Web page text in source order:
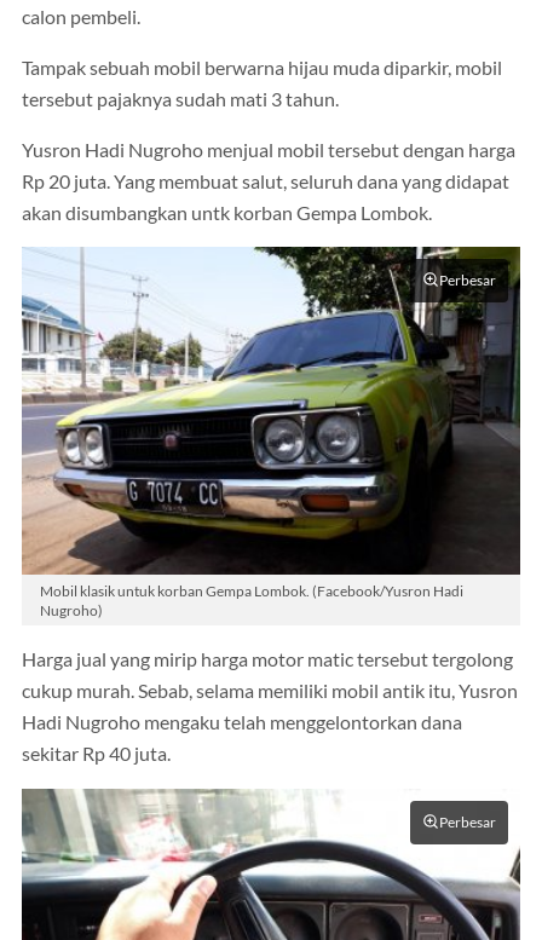
calon pembeli.
Tampak sebuah mobil berwarna hijau muda diparkir, mobil
tersebut pajaknya sudah mati 3 tahun.
Yusron Hadi Nugroho menjual mobil tersebut dengan harga
Rp 20 juta. Yang membuat salut, seluruh dana yang didapat
akan disumbangkan untk korban Gempa Lombok.
Perbesar
Mobil klasik untuk korban Gempa Lombok. (Facebook/Yusron Hadi
Nugroho)
Harga jual yang mirip harga motor matic tersebut tergolong
cukup murah. Sebab, selama memiliki mobil antik itu, Yusron
Hadi Nugroho mengaku telah menggelontorkan dana
sekitar Rp 40 juta.
Perbesar